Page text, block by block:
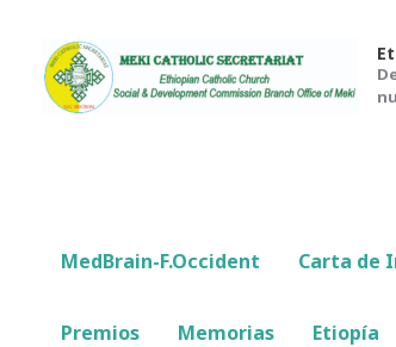
contenido
MedBrain-F.Occident Carta de
Premios Memorias Etiopía